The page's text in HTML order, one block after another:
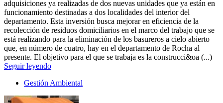
adquisiciones ya realizadas de dos nuevas unidades que ya están en
funcionamiento destinadas a dos localidades del interior del
departamento. Esta inversión busca mejorar en eficiencia de la
recolección de residuos domiciliarios en el marco del trabajo que se
está realizando para la eliminación de los basureros a cielo abierto
que, en número de cuatro, hay en el departamento de Rocha al
presente. El objetivo para el que se trabaja es la construcci&oa (...)
Seguir leyendo
Gestión Ambiental